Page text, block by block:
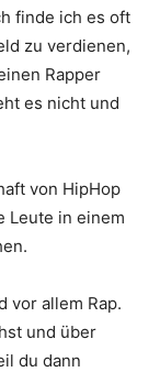
finde ich es oft
zu verdienen,
Rapper
es nicht und
von HipHop
Leute in einem
vor allem Rap.
und über
du dann